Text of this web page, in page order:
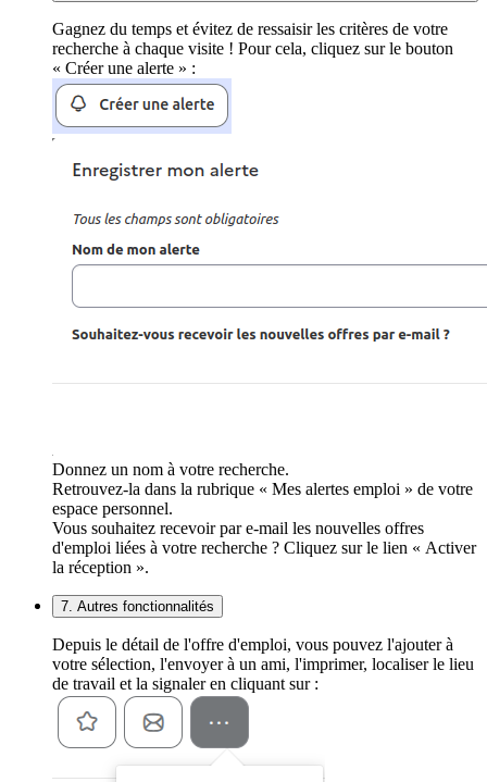
Gagnez du temps et évitez de ressaisir les critères de votre
recherche à chaque visite ! Pour cela, cliquez sur le bouton
« Créer une alerte » :
Donnez un nom à votre recherche.
Retrouvez-la dans la rubrique « Mes alertes emploi » de votre
espace personnel.
Vous souhaitez recevoir par e-mail les nouvelles offres
d'emploi liées à votre recherche ? Cliquez sur le lien « Activer
la réception ».
7. Autres fonctionnalités
Depuis le détail de l'offre d'emploi, vous pouvez l'ajouter à
votre sélection, l'envoyer à un ami, l'imprimer, localiser le lieu
de travail et la signaler en cliquant sur :